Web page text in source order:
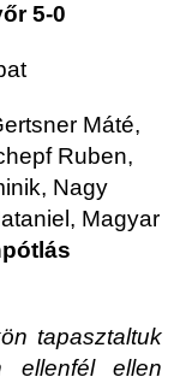
5-0
Máté,
Ruben,
Nagy
Magyar
tapasztaltuk
ellenfél ellen